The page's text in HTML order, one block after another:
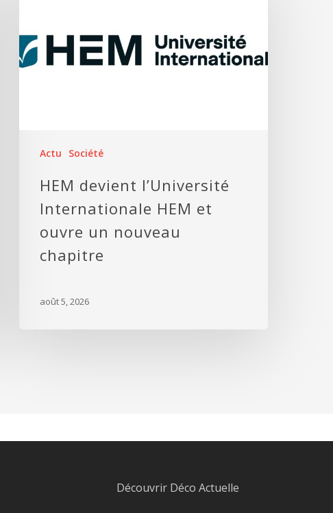
Actu Société
HEM devient l’Université
Internationale HEM et
ouvre un nouveau
chapitre
août 5, 2026
Découvrir Déco Actuelle